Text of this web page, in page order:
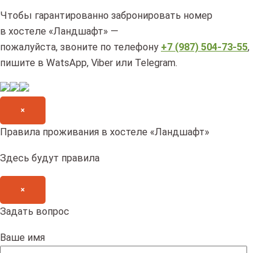
Чтобы гарантированно забронировать номер
в хостеле «Ландшафт» —
пожалуйста, звоните по телефону +7 (987) 504-73-55,
пишите в WatsApp, Viber или Telegram.
×
Правила проживания в хостеле «Ландшафт»
Здесь будут правила
×
Задать вопрос
Ваше имя